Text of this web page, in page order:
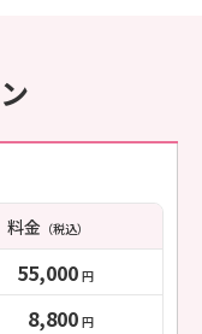
料金（税込）
55,000 円
8,800 円